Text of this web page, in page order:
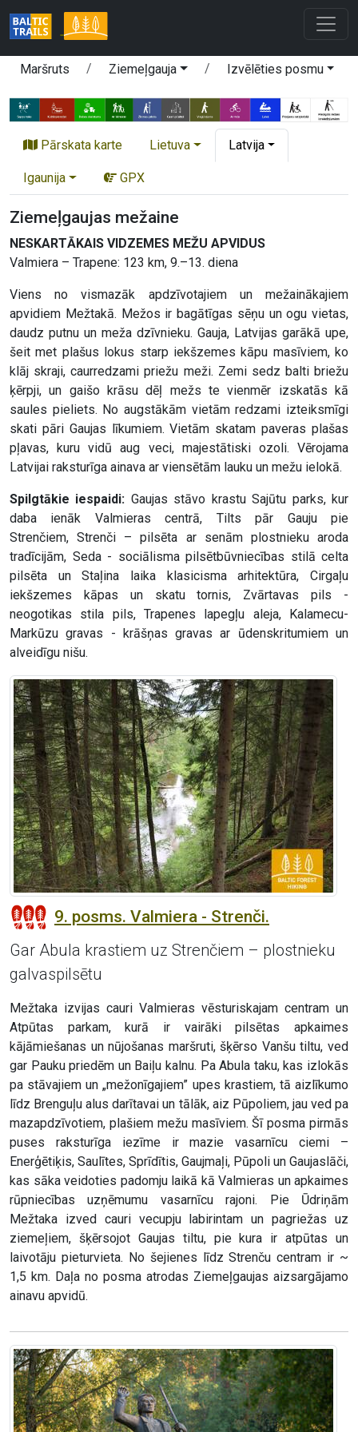
Maršruts Ziemeļgauja Izvēlēties posmu
Pārskata karte Lietuva Latvija
Igaunija GPX
Ziemeļgaujas mežaine
NESKARTĀKAIS VIDZEMES MEŽU APVIDUS
Valmiera – Trapene: 123 km, 9.–13. diena
Viens no vismazāk apdzīvotajiem un mežainākajiem
apvidiem Mežtakā. Mežos ir bagātīgas sēņu un ogu vietas,
daudz putnu un meža dzīvnieku. Gauja, Latvijas garākā upe,
šeit met plašus lokus starp iekšzemes kāpu masīviem, ko
klāj skraji, caurredzami priežu meži. Zemi sedz balti briežu
ķērpji, un gaišo krāsu dēļ mežs te vienmēr izskatās kā
saules pieliets. No augstākām vietām redzami izteiksmīgi
skati pāri Gaujas līkumiem. Vietām skatam paveras plašas
pļavas, kuru vidū aug veci, majestātiski ozoli. Vērojama
Latvijai raksturīga ainava ar viensētām lauku un mežu ielokā.
Spilgtākie iespaidi: Gaujas stāvo krastu Sajūtu parks, kur
daba ienāk Valmieras centrā, Tilts pār Gauju pie
Strenčiem, Strenči – pilsēta ar senām plostnieku aroda
tradīcijām, Seda - sociālisma pilsētbūvniecības stilā celta
pilsēta un Staļina laika klasicisma arhitektūra, Cirgaļu
iekšzemes kāpas un skatu tornis, Zvārtavas pils -
neogotikas stila pils, Trapenes lapegļu aleja, Kalamecu-
Markūzu gravas - krāšņas gravas ar ūdenskritumiem un
alveidīgu nišu.
9. posms. Valmiera - Strenči.
Gar Abula krastiem uz Strenčiem – plostnieku
galvaspilsētu
Mežtaka izvijas cauri Valmieras vēsturiskajam centram un
Atpūtas parkam, kurā ir vairāki pilsētas apkaimes
kājāmiešanas un nūjošanas maršruti, šķērso Vanšu tiltu, ved
gar Pauku priedēm un Baiļu kalnu. Pa Abula taku, kas izlokās
pa stāvajiem un „mežonīgajiem” upes krastiem, tā aizlīkumo
līdz Brenguļu alus darītavai un tālāk, aiz Pūpoliem, jau ved pa
mazapdzīvotiem, plašiem mežu masīviem. Šī posma pirmās
puses raksturīga iezīme ir mazie vasarnīcu ciemi –
Enerģētiķis, Saulītes, Sprīdītis, Gaujmaļi, Pūpoli un Gaujaslāči,
kas sāka veidoties padomju laikā kā Valmieras un apkaimes
rūpniecības uzņēmumu vasarnīcu rajoni. Pie Ūdriņām
Mežtaka izved cauri vecupju labirintam un pagriežas uz
ziemeļiem, šķērsojot Gaujas tiltu, pie kura ir atpūtas un
laivotāju pieturvieta. No šejienes līdz Strenču centram ir ~
1,5 km. Daļa no posma atrodas Ziemeļgaujas aizsargājamo
ainavu apvidū.